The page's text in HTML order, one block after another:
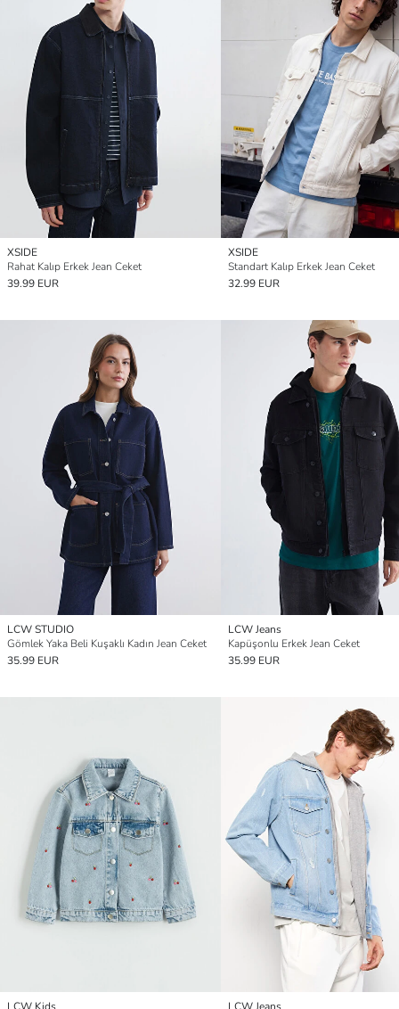
XSIDE
Rahat Kalıp Erkek Jean Ceket
39.99 EUR
XSIDE
Standart Kalıp Erkek Jean Ceket
32.99 EUR
LCW STUDIO
Gömlek Yaka Beli Kuşaklı Kadın Jean Ceket
35.99 EUR
LCW Jeans
Kapüşonlu Erkek Jean Ceket
35.99 EUR
LCW Kids LCW Jeans